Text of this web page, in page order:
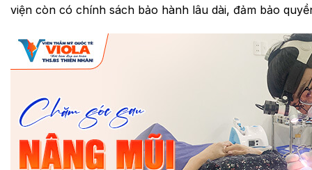
viện còn có chính sách bảo hành lâu dài, đảm bảo